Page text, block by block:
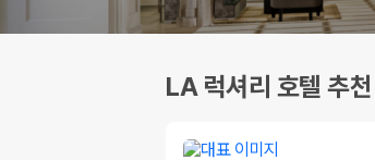
LA 럭셔리 호텔 추